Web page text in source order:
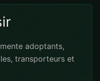
adoptants,
transporteurs et